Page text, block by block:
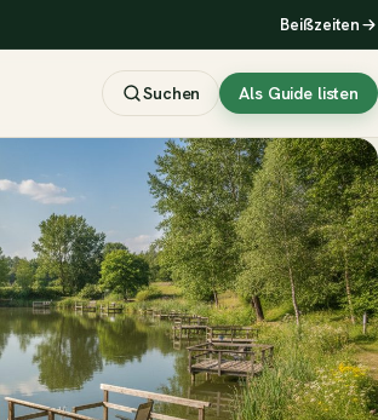
Beißzeiten
Suchen Als Guide listen